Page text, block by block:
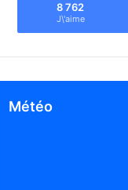
8 762
J\'aime
Météo